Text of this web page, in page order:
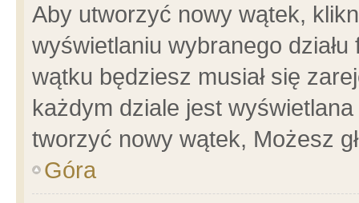
Aby utworzyć nowy wątek,
wyświetlaniu wybranego
wątku będziesz musiał się
każdym dziale jest
tworzyć nowy wątek, Możesz
Góra